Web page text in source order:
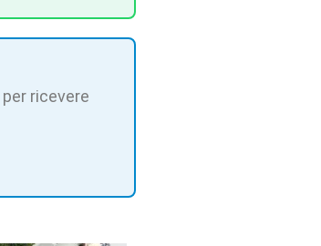
per ricevere